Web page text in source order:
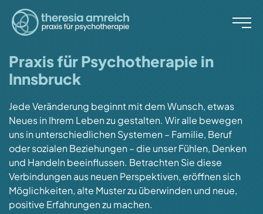
Startseite
Informationen
Über mich
Kontakt
Impressum Datenschutz
Praxis für Psychotherapie in
Innsbruck
Jede Veränderung beginnt mit dem Wunsch, etwas
Neues in Ihrem Leben zu gestalten. Wir alle bewegen
uns in unterschiedlichen Systemen – Familie, Beruf
oder sozialen Beziehungen – die unser Fühlen, Denken
und Handeln beeinflussen. Betrachten Sie diese
Verbindungen aus neuen Perspektiven, eröffnen sich
Möglichkeiten, alte Muster zu überwinden und neue,
positive Erfahrungen zu machen.